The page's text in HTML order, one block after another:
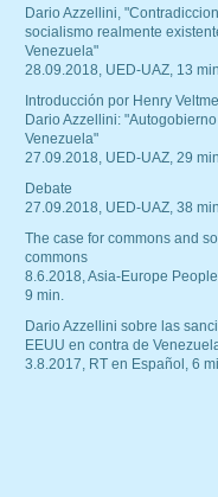
Dario Azzellini,
socialismo realmente
Venezuela"
28.09.2018, UED-UAZ, 13
Introducción por Henry
Dario Azzellini:
Venezuela"
27.09.2018, UED-UAZ, 29
Debate
27.09.2018, UED-UAZ, 38
The case for commons and
commons
8.6.2018, Asia-Europe
9 min.
Dario Azzellini sobre las
EEUU en contra de
3.8.2017, RT en Español, 6